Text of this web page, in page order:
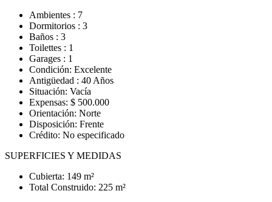
Ambientes : 7
Dormitorios : 3
Baños : 3
Toilettes : 1
Garages : 1
Condición: Excelente
Antigüedad : 40 Años
Situación: Vacía
Expensas: $ 500.000
Orientación: Norte
Disposición: Frente
Crédito: No especificado
SUPERFICIES Y MEDIDAS
Cubierta: 149 m²
Total Construido: 225 m²